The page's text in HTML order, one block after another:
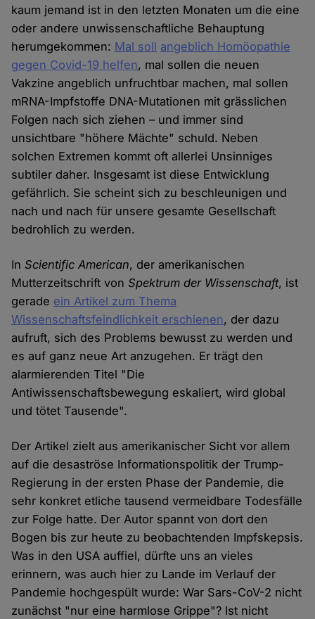
kaum jemand ist in den letzten Monaten um die eine
oder andere unwissenschaftliche Behauptung
herumgekommen: Mal soll angeblich Homöopathie
gegen Covid-19 helfen, mal sollen die neuen
Vakzine angeblich unfruchtbar machen, mal sollen
mRNA-Impfstoffe DNA-Mutationen mit grässlichen
Folgen nach sich ziehen – und immer sind
unsichtbare "höhere Mächte" schuld. Neben
solchen Extremen kommt oft allerlei Unsinniges
subtiler daher. Insgesamt ist diese Entwicklung
gefährlich. Sie scheint sich zu beschleunigen und
nach und nach für unsere gesamte Gesellschaft
bedrohlich zu werden.
InScientific American, der amerikanischen
Mutterzeitschrift vonSpektrum der Wissenschaft, ist
gerade ein Artikel zum Thema
Wissenschaftsfeindlichkeit erschienen, der dazu
aufruft, sich des Problems bewusst zu werden und
es auf ganz neue Art anzugehen. Er trägt den
alarmierenden Titel "Die
Antiwissenschaftsbewegung eskaliert, wird global
und tötet Tausende".
Der Artikel zielt aus amerikanischer Sicht vor allem
auf die desaströse Informationspolitik der Trump-
Regierung in der ersten Phase der Pandemie, die
sehr konkret etliche tausend vermeidbare Todesfälle
zur Folge hatte. Der Autor spannt von dort den
Bogen bis zur heute zu beobachtenden Impfskepsis.
Was in den USA auffiel, dürfte uns an vieles
erinnern, was auch hier zu Lande im Verlauf der
Pandemie hochgespült wurde: War Sars-CoV-2 nicht
zunächst "nur eine harmlose Grippe"? Ist nicht